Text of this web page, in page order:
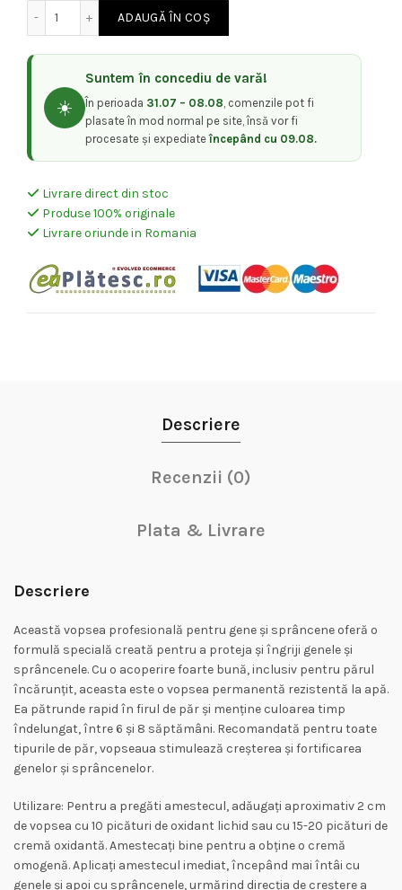
fost:
125,00 lei.
115,00 lei.
Cantitate Pachet 5 buc ETB Eyes Vopsea gene si
ADAUGĂ ÎN COȘ
☀️
Suntem în concediu de vară!
În perioada 31.07 – 08.08, comenzile pot fi
plasate în mod normal pe site, însă vor fi
procesate și expediateîncepând cu 09.08.
Livrare direct din stoc
Produse 100% originale
Livrare oriunde in Romania
Descriere
Recenzii (0)
Plata & Livrare
Descriere
Această vopsea profesională pentru gene și sprâncene oferă o
formulă specială creată pentru a proteja și îngriji genele și
sprâncenele. Cu o acoperire foarte bună, inclusiv pentru părul
încărunțit, aceasta este o vopsea permanentă rezistentă la apă.
Ea pătrunde rapid în firul de păr și menține culoarea timp
îndelungat, între 6 și 8 săptămâni. Recomandată pentru toate
tipurile de păr, vopseaua stimulează creșterea și fortificarea
genelor și sprâncenelor.
Utilizare: Pentru a pregăti amestecul, adăugați aproximativ 2 cm
de vopsea cu 10 picături de oxidant lichid sau cu 15-20 picături de
cremă oxidantă. Amestecați bine pentru a obține o cremă
omogenă. Aplicați amestecul imediat, începând mai întâi cu
genele și apoi cu sprâncenele, urmărind direcția de creștere a